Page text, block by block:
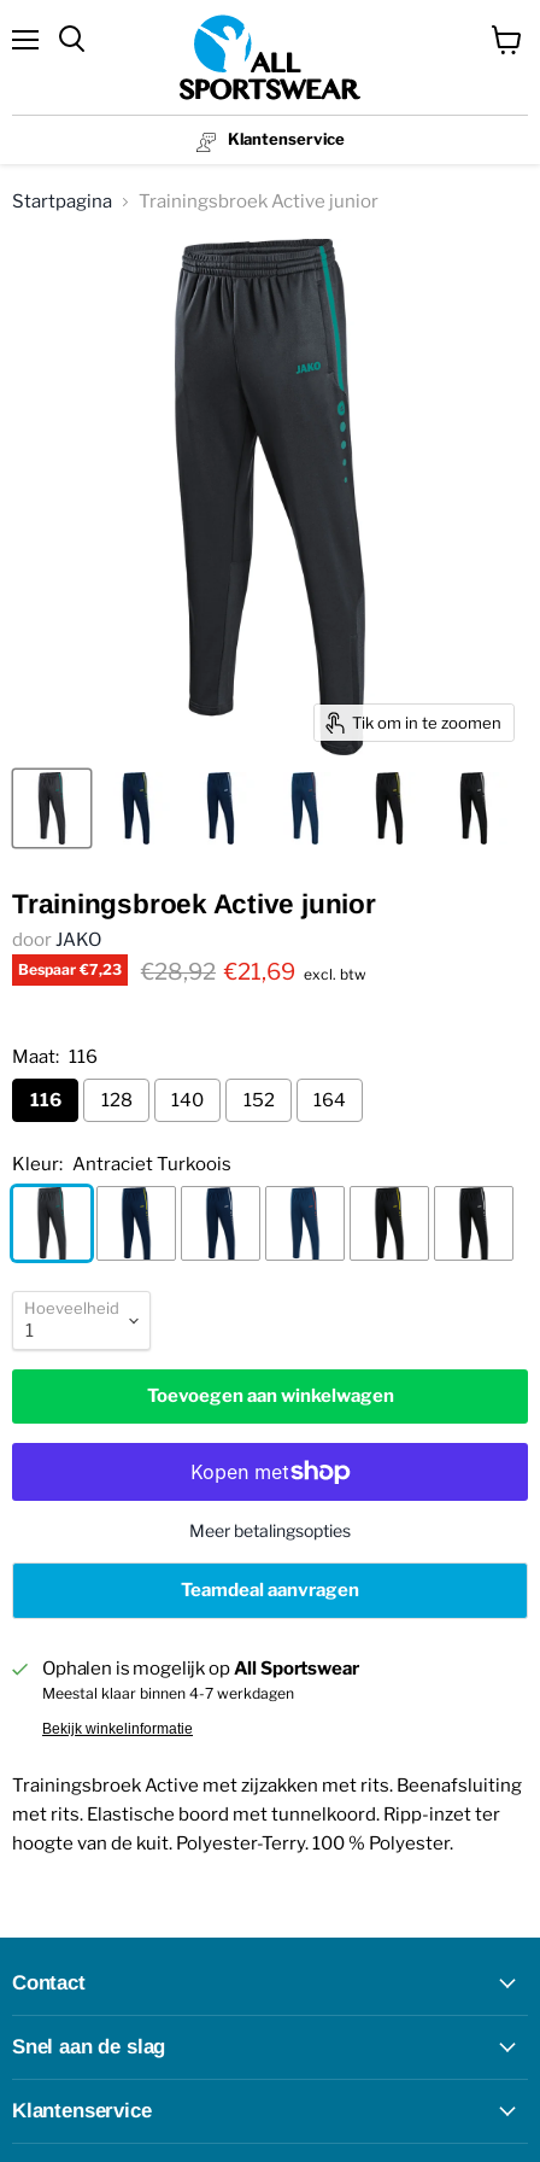
Klantenservice
Startpagina Trainingsbroek Active junior
Tik om in te zoomen
Trainingsbroek Active junior
doorJAKO
Bespaar €7,23 €28,92 €21,69 excl. btw
Maat: 116
116
128 140 152 164
Kleur: Antraciet Turkoois
Hoeveelheid
Toevoegen aan winkelwagen
Meer betalingsopties
Teamdeal aanvragen
Ophalen is mogelijk opAll Sportswear
Meestal klaar binnen 4-7 werkdagen
Bekijk winkelinformatie
Trainingsbroek Active met zijzakken met rits. Beenafsluiting
met rits. Elastische boord met tunnelkoord. Ripp-inzet ter
hoogte van de kuit. Polyester-Terry. 100 % Polyester.
Contact
Snel aan de slag
Klantenservice